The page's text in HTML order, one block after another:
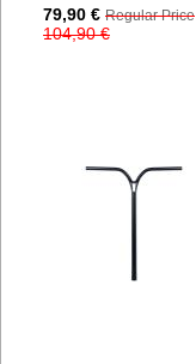
Special
Price
79,90 € Regular Price
104,90 €